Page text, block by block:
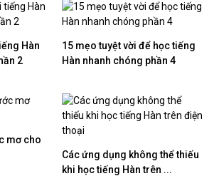
Hàn
2
15 mẹo tuyệt vời để học tiếng
Hàn nhanh chóng phần 4
mơ cho
Các ứng dụng không thể thiếu
khi học tiếng Hàn trên ...